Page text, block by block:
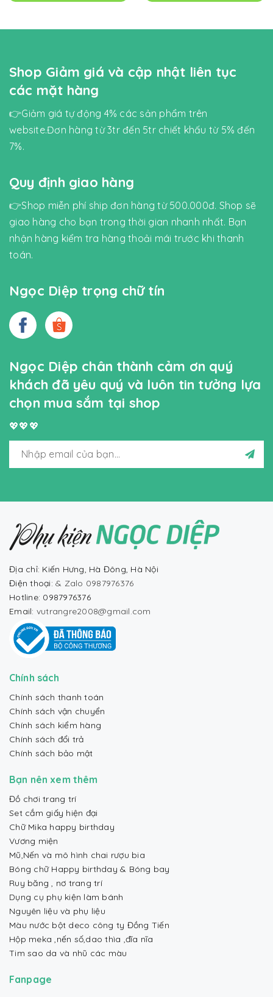
Shop Giảm giá và cập nhật liên tục
các mặt hàng
👉Giảm giá tự động 4% các sản phẩm trên
website.Đơn hàng từ 3tr đến 5tr chiết khấu từ 5% đến
7%.
Quy định giao hàng
👉Shop miễn phí ship đơn hàng từ 500.000đ. Shop sẽ
giao hàng cho bạn trong thời gian nhanh nhất. Bạn
nhận hàng kiểm tra hàng thoải mái trước khi thanh
toán.
Ngọc Diệp trọng chữ tín
Ngọc Diệp chân thành cảm ơn quý
khách đã yêu quý và luôn tin tưởng lựa
chọn mua sắm tại shop
💖💖💖
Địa chỉ: Kiến Hưng, Hà Đông, Hà Nội
Điện thoại: & Zalo 0987976376
Hotline: 0987976376
Email: vutrangre2008@gmail.com
Chính sách
Chính sách thanh toán
Chính sách vận chuyển
Chính sách kiểm hàng
Chính sách đổi trả
Chính sách bảo mật
Bạn nên xem thêm
Đồ chơi trang trí
Set cắm giấy hiện đại
Chữ Mika happy birthday
Vương miện
Mũ,Nến và mô hình chai rượu bia
Bóng chữ Happy birthday & Bóng bay
Ruy băng , nơ trang trí
Dụng cụ phụ kiện làm bánh
Nguyên liệu và phụ liệu
Màu nước bột deco công ty Đồng Tiến
Hộp meka ,nến số,dao thìa ,đĩa nĩa
Tim sao da và nhũ các màu
Fanpage